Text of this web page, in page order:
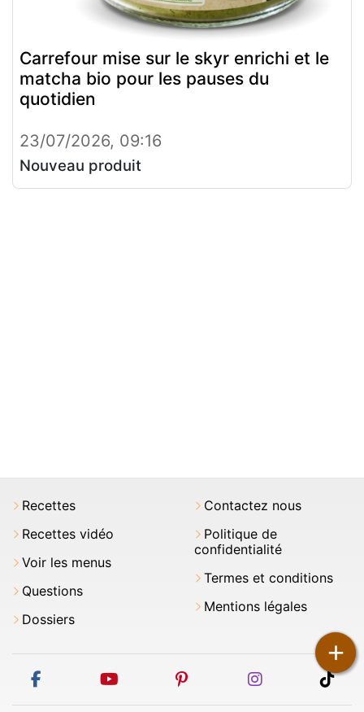
+
Carrefour mise sur le skyr enrichi et le
matcha bio pour les pauses du
quotidien
23/07/2026, 09:16
Nouveau produit
Recettes
Recettes vidéo
Voir les menus
Questions
Dossiers
Contactez nous
Politique de
confidentialité
Termes et conditions
Mentions légales
facebook youtube pinterest instagram